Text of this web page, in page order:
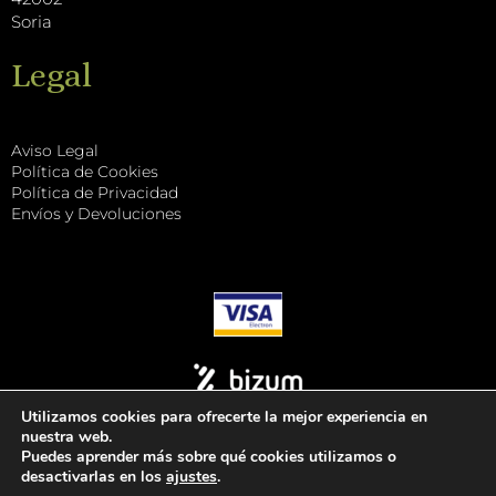
Soria
Legal
Aviso Legal
Política de Cookies
Política de Privacidad
Envíos y Devoluciones
Utilizamos cookies para ofrecerte la mejor experiencia en
nuestra web.
Puedes aprender más sobre qué cookies utilizamos o
desactivarlas en los ajustes.